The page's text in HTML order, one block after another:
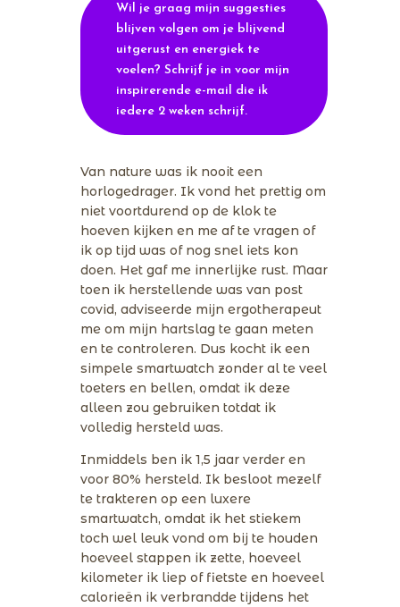
Wil je graag mijn suggesties
blijven volgen om je blijvend
uitgerust en energiek te
voelen? Schrijf je in voor mijn
inspirerende e-mail die ik
iedere 2 weken schrijf.
Van nature was ik nooit een
horlogedrager. Ik vond het prettig om
niet voortdurend op de klok te
hoeven kijken en me af te vragen of
ik op tijd was of nog snel iets kon
doen. Het gaf me innerlijke rust. Maar
toen ik herstellende was van post
covid, adviseerde mijn ergotherapeut
me om mijn hartslag te gaan meten
en te controleren. Dus kocht ik een
simpele smartwatch zonder al te veel
toeters en bellen, omdat ik deze
alleen zou gebruiken totdat ik
volledig hersteld was.
Inmiddels ben ik 1,5 jaar verder en
voor 80% hersteld. Ik besloot mezelf
te trakteren op een luxere
smartwatch, omdat ik het stiekem
toch wel leuk vond om bij te houden
hoeveel stappen ik zette, hoeveel
kilometer ik liep of fietste en hoeveel
calorieën ik verbrandde tijdens het